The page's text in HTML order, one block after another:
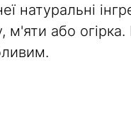
або